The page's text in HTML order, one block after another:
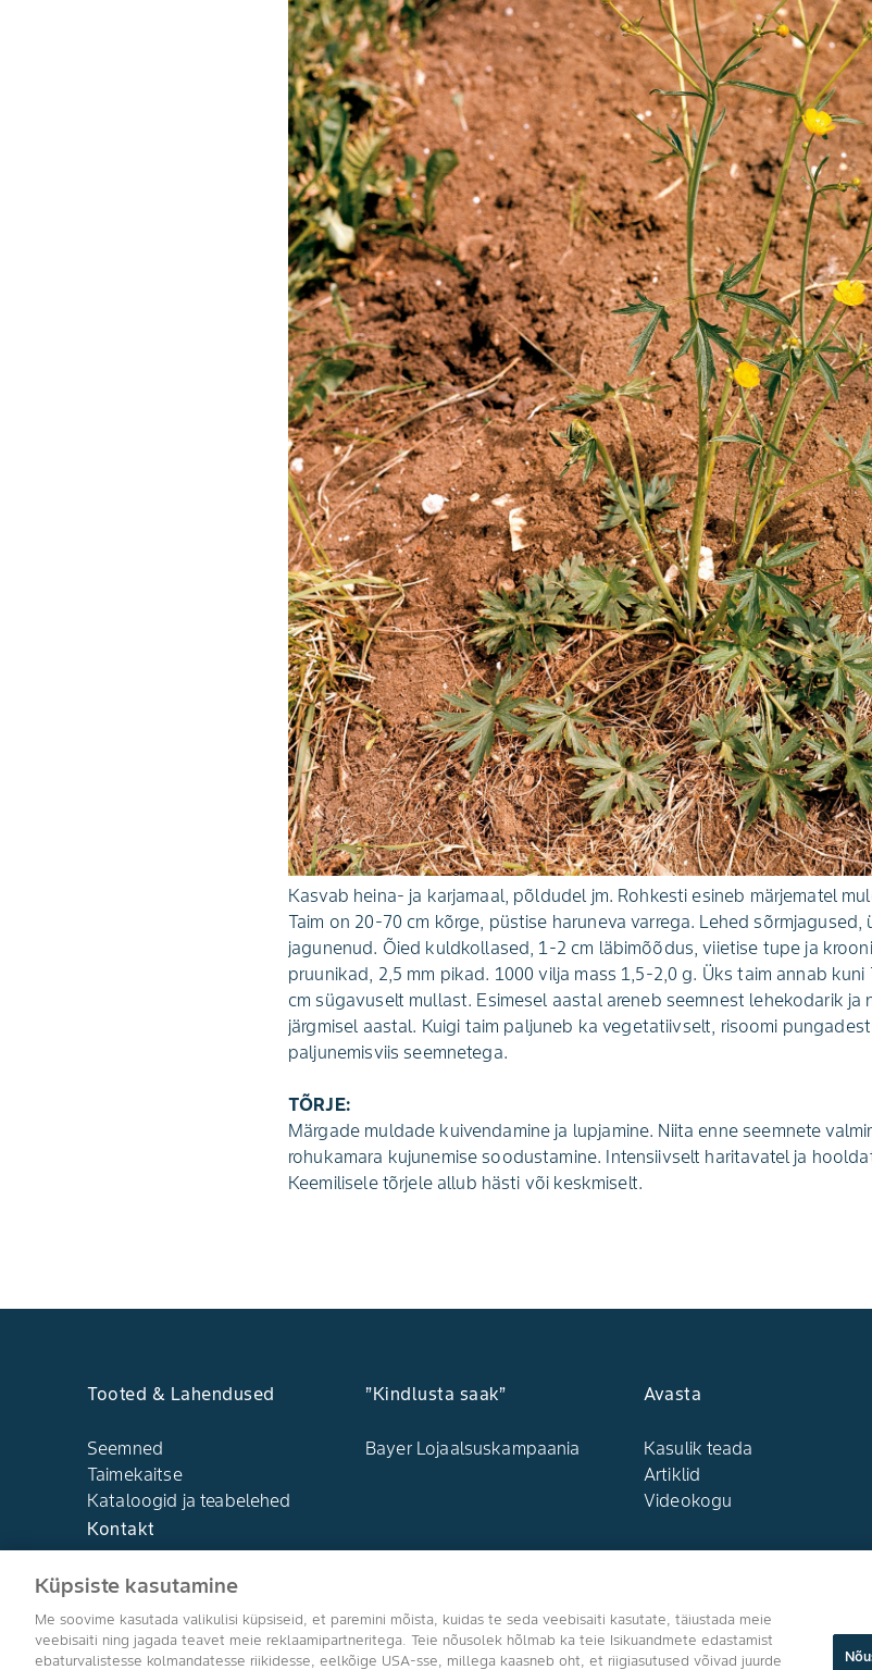
Kasvab heina- ja karjamaal, põldudel jm. Rohkesti esineb märjematel
Taim on 20-70 cm kõrge, püstise haruneva varrega. Lehed sõrmjagused,
jagunenud. Õied kuldkollased, 1-2 cm läbimõõdus, viietise tupe ja
pruunikad, 2,5 mm pikad. 1000 vilja mass 1,5-2,0 g. Üks taim annab
cm sügavuselt mullast. Esimesel aastal areneb seemnest leheko­darik ja
järgmisel aastal. Kuigi taim paljuneb ka vegetatiivselt, risoomi
paljunemisviis seem­netega.
TÕRJE:
Märgade muldade kuivendamine ja lupja­mine. Niita enne seemnete
rohukamara kujunemise soodustamine. Intensiivselt haritavatel ja
Keemilisele tõrjele allub hästi või keskmiselt.
Tooted & Lahendused
Seemned
Taimekaitse
Kataloogid ja teabelehed
”Kindlusta saak”
Bayer Lojaalsuskampaania
Avasta
Kasulik teada
Artiklid
Videokogu
Kontakt
Jälgi meid
Küpsiste kasutamine
Me soovime kasutada valikulisi küpsiseid, et paremini mõista, kuidas te seda veebisaiti kasutate, täiustada meie
veebisaiti ning jagada teavet meie reklaamipartneritega. Teie nõusolek hõlmab ka teie Isikuandmete edastamist
ebaturvalistesse kolmandatesse riikidesse, eelkõige USA-sse, millega kaasneb oht, et riigiasutused võivad juurde